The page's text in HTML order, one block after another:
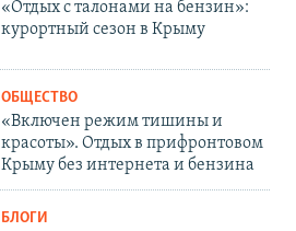
«Отдых с талонами на бензин»:
курортный сезон в Крыму
ОБЩЕСТВО
«Включен режим тишины и
красоты». Отдых в прифронтовом
Крыму без интернета и бензина
БЛОГИ